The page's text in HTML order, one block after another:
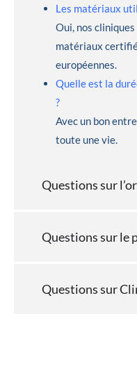
Les matériaux
Oui, nos
matériaux
européennes.
Quelle est la
?
Avec un bon
toute une vie.
Questions sur
Questions sur le
Questions sur